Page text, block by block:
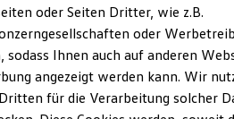
finden
Lebensdauer
oder Seiten Dritter, wie z.B.
oder
sodass Ihnen auch auf anderen
angezeigt werden kann. Wir
für die Verarbeitung solcher